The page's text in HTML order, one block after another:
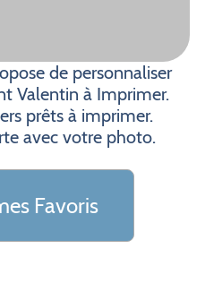
de personnaliser
Valentin à Imprimer.
prêts à imprimer.
avec votre photo.
Favoris